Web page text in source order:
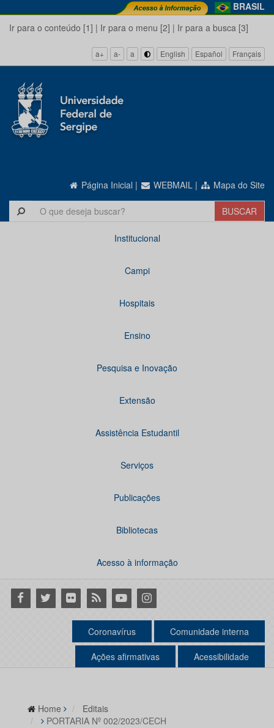
BRASIL
Ir para o conteúdo [1] | Ir para o menu [2] | Ir para a busca [3]
a+ a- a English Español Français
Página Inicial | WEBMAIL | Mapa do Site
Institucional
Campi
Hospitais
Ensino
Pesquisa e Inovação
Extensão
Assistência Estudantil
Serviços
Publicações
Bibliotecas
Acesso à informação
Facebook
Twitter Flickr RSS YoutubeInstagram
Coronavírus Comunidade interna
Ações afirmativas Acessibilidade
Home
Editais
PORTARIA Nº 002/2023/CECH